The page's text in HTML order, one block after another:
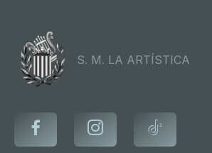
S. M. LA ARTÍSTICA